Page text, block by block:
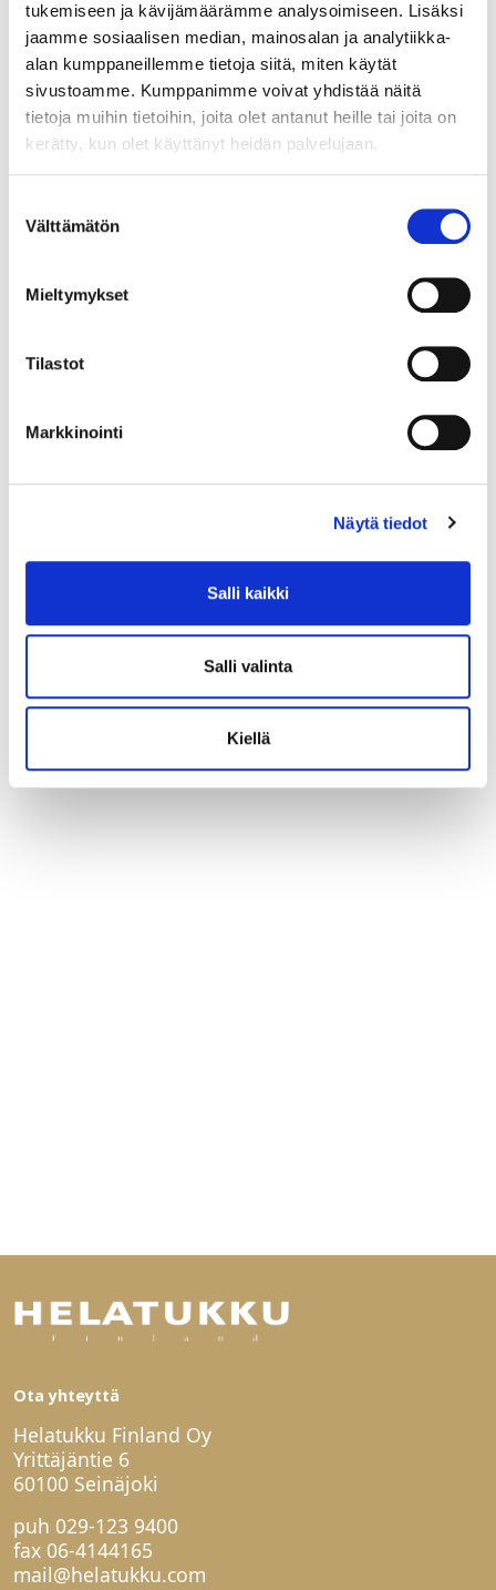
tukemiseen ja kävijämäärämme analysoimiseen. Lisäksi
jaamme sosiaalisen median, mainosalan ja analytiikka-
alan kumppaneillemme tietoja siitä, miten käytät
sivustoamme. Kumppanimme voivat yhdistää näitä
tietoja muihin tietoihin, joita olet antanut heille tai joita on
kerätty, kun olet käyttänyt heidän palvelujaan.
valinta
Välttämätön
Mieltymykset
Tilastot
Markkinointi
Näytä tiedot
Salli kaikki
Salli valinta
Kiellä
Ota yhteyttä
Helatukku Finland Oy
Yrittäjäntie 6
60100 Seinäjoki
puh 029-123 9400
fax 06-4144165
mail@helatukku.com